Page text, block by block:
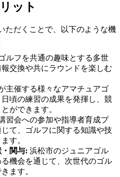
ット
ただくことで、以下のような機
ルフを共通の趣味とする多世
交換や共にラウンドを楽しむ
主催する様々なアマチュアゴ
頃の練習の成果を発揮し、競
ができます。
習会への参加や指導者育成プ
て、ゴルフに関する知識や技
す。
関与: 浜松市のジュニアゴル
機会を通じて、次世代のゴル
ます。